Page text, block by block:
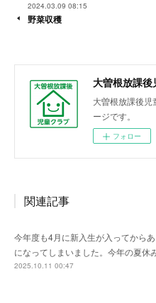
2024.03.09 08:15
野菜収穫
大曽根放課後
大曽根放課後
ージです。
フォロー
関連記事
今年度も4月に新入生が入ってから
になってしまいました。今年の夏休
2025.10.11 00:47